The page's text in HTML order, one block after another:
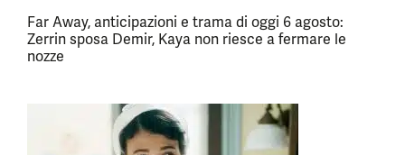
Far Away, anticipazioni e trama di oggi 6 agosto:
Zerrin sposa Demir, Kaya non riesce a fermare le
nozze